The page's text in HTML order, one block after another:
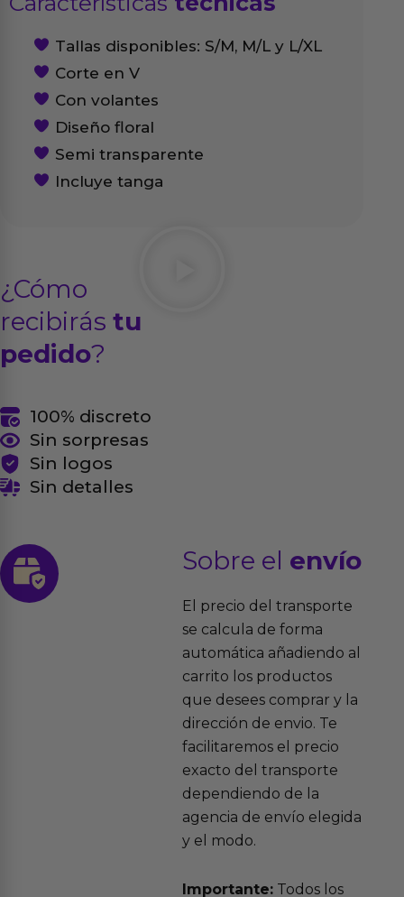
Tallas disponibles: S/M, M/L y L/XL
Corte en V
Con volantes
Diseño floral
Semi transparente
Incluye tanga
¿Cómo
recibirás tu
pedido?
100% discreto
Sin sorpresas
Sin logos
Sin detalles
Sobre el envío
El precio del transporte
se calcula de forma
automática añadiendo al
carrito los productos
que desees comprar y la
dirección de envio. Te
facilitaremos el precio
exacto del transporte
dependiendo de la
agencia de envío elegida
y el modo.
Importante:Todos los